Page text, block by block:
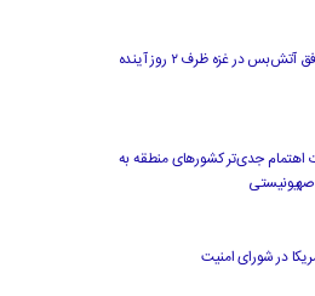
آکسیوس: ترامپ به توافق آتش‌بس در غزه ظرف ۲ روز آینده
اهتمام جدی‌تر کشورهای منطقه به
صهیونیستی
در شورای امنیت